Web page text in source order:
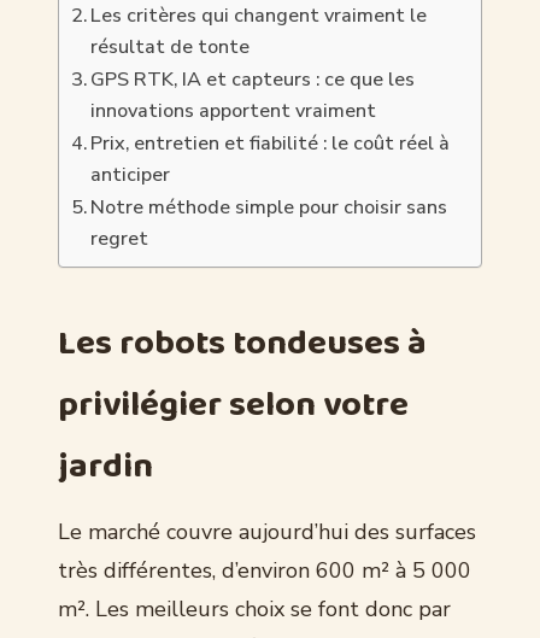
Les critères qui changent vraiment le
résultat de tonte
GPS RTK, IA et capteurs : ce que les
innovations apportent vraiment
Prix, entretien et fiabilité : le coût réel à
anticiper
Notre méthode simple pour choisir sans
regret
Les robots tondeuses à
privilégier selon votre
jardin
Le marché couvre aujourd’hui des surfaces
très différentes, d’environ 600 m² à 5 000
m². Les meilleurs choix se font donc par